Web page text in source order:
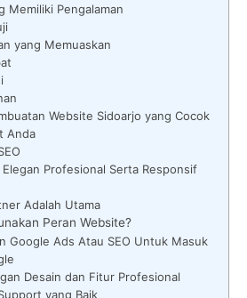
Memiliki Pengalaman
yang Memuaskan
Website Sidoarjo yang Cocok
Anda
Elegan Profesional Serta Responsif
Adalah Utama
Peran Website?
Google Ads Atau SEO Untuk Masuk
Desain dan Fitur Profesional
yang Baik